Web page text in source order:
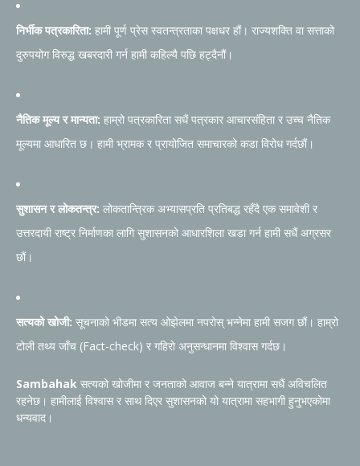
निर्भीक पत्रकारिता: हामी पूर्ण प्रेस स्वतन्त्रताका पक्षधर हौं। राज्यशक्ति वा सत्ताको
दुरुपयोग विरुद्ध खबरदारी गर्न हामी कहिल्यै पछि हट्दैनौं।
नैतिक मूल्य र मान्यता: हाम्रो पत्रकारिता सधैं पत्रकार आचारसंहिता र उच्च नैतिक
मूल्यमा आधारित छ। हामी भ्रामक र प्रायोजित समाचारको कडा विरोध गर्दछौं।
सुशासन र लोकतन्त्र: लोकतान्त्रिक अभ्यासप्रति प्रतिबद्ध रहँदै एक समावेशी र
उत्तरदायी राष्ट्र निर्माणका लागि सुशासनको आधारशिला खडा गर्न हामी सधैं अग्रसर
छौं।
सत्यको खोजी: सूचनाको भीडमा सत्य ओझेलमा नपरोस् भन्नेमा हामी सजग छौं। हाम्रो
टोली तथ्य जाँच (Fact-check) र गहिरो अनुसन्धानमा विश्वास गर्दछ।
Sambahak सत्यको खोजीमा र जनताको आवाज बन्ने यात्रामा सधैं अविचलित
रहनेछ। हामीलाई विश्वास र साथ दिएर सुशासनको यो यात्रामा सहभागी हुनुभएकोमा
धन्यवाद।